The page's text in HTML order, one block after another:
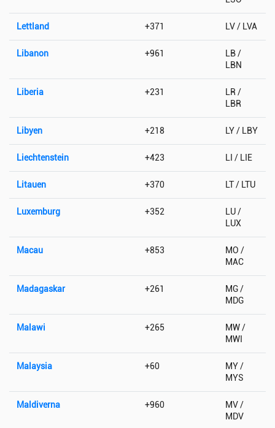
Lettland +371 LV / LVA
Libanon +961
LB /
LBN
Liberia +231
LR /
LBR
Libyen +218 LY / LBY
Liechtenstein +423 LI / LIE
Litauen +370 LT / LTU
Luxemburg +352
LU /
LUX
Macau +853
MO /
MAC
Madagaskar +261
MG /
MDG
Malawi +265
MW /
MWI
Malaysia +60
MY /
MYS
Maldiverna +960
MV /
MDV